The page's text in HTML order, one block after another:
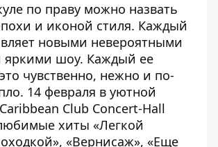
по праву можно назвать
и иконой стиля. Каждый
новыми невероятными
яркими шоу. Каждый ее
чувственно, нежно и по-
14 февраля в уютной
Club Concert-Hall
хиты «Легкой
«Вернисаж», «Еще